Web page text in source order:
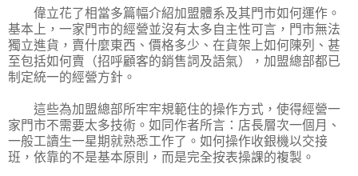
偉立花了相當多篇幅介紹加盟體系及其門市如何運作。
基本上，一家門市的經營並沒有太多自主性可言，門市無法
獨立進貨，賣什麼東西、價格多少、在貨架上如何陳列、甚
至包括如何賣（招呼顧客的銷售詞及語氣），加盟總部都已
制定統一的經營方針。
這些為加盟總部所牢牢規範住的操作方式，使得經營一
家門市不需要太多技術。如同作者所言：店長層次一個月、
一般工讀生一星期就熟悉工作了。如何操作收銀機以交接
班，依靠的不是基本原則，而是完全按表操課的複製。